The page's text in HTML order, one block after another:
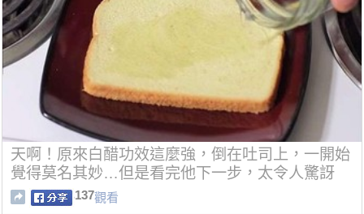
天啊！原來白醋功效這麼強，倒在吐司上，一開始
覺得莫名其妙…但是看完他下一步，太令人驚訝
了....
137觀看